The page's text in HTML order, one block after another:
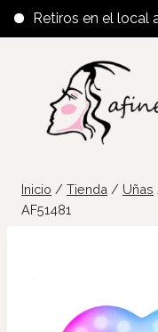
Retiros en el local a
contenido
Inicio / Tienda / Uñas
AF51481